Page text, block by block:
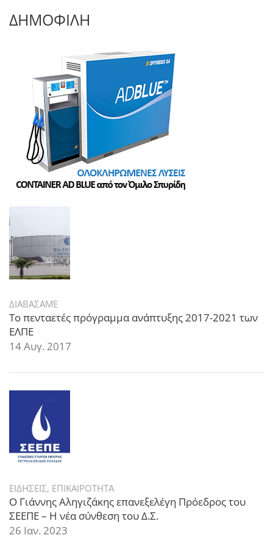
ΔΗΜΟΦΙΛΗ
ΔΙΑΒΑΣΑΜΕ
Το πενταετές πρόγραμμα ανάπτυξης 2017-2021 των
ΕΛΠΕ
14 Αυγ. 2017
ΕΙΔΗΣΕΙΣ, ΕΠΙΚΑΙΡΟΤΗΤΑ
Ο Γιάννης Αληγιζάκης επανεξελέγη Πρόεδρος του
ΣΕΕΠΕ – Η νέα σύνθεση του Δ.Σ.
26 Ιαν. 2023